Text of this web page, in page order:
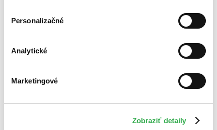
Personalizačné
Analytické
Marketingové
Zobraziť detaily
čítané - výborný stav